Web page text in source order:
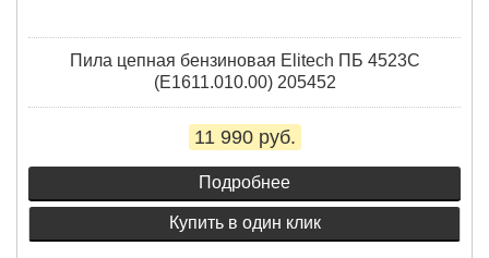
Пила цепная бензиновая Elitech ПБ 4523C
(E1611.010.00) 205452
11 990 руб.
Подробнее
Купить в один клик